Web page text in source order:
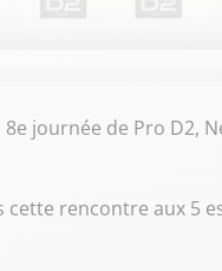
journée de Pro D2,
rencontre aux 5